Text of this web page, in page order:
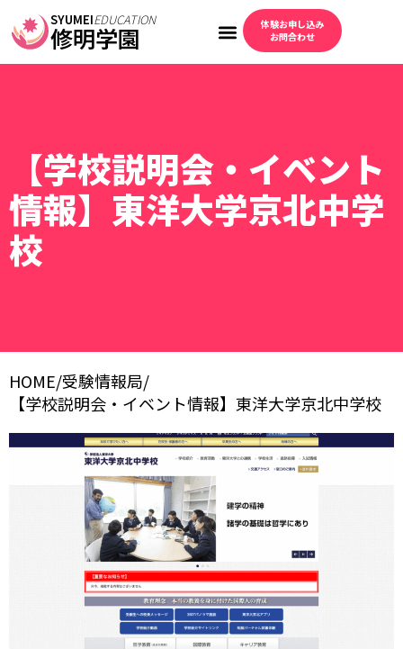
SYUMEIEDUCATION
修明学園
体験お申し込み
お問合わせ
【学校説明会・イベント
情報】東洋大学京北中学
校
HOME/受験情報局/
【学校説明会・イベント情報】東洋大学京北中学校